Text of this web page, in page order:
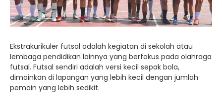
Ekstrakurikuler futsal adalah kegiatan di sekolah atau
lembaga pendidikan lainnya yang berfokus pada olahraga
futsal. Futsal sendiri adalah versi kecil sepak bola,
dimainkan di lapangan yang lebih kecil dengan jumlah
pemain yang lebih sedikit.